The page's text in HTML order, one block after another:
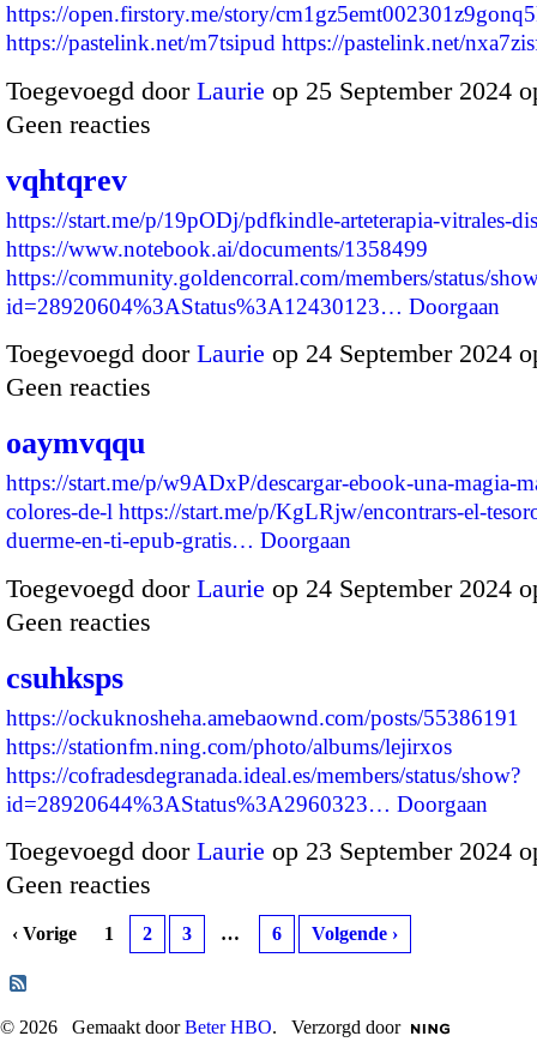
https://open.firstory.me/story/
https://pastelink.net/m7tsipud https://pastelink.net/
Toegevoegd door Laurie op 25 September 2024
Geen reacties
vqhtqrev
https://start.me/p/19pODj/pdfkindle-arteterapia-vitrales-
https://www.notebook.ai/documents/1358499
https://community.goldencorral.com/members/status/
id=28920604%3AStatus%3A12430123… Doorgaan
Toegevoegd door Laurie op 24 September 2024
Geen reacties
oaymvqqu
https://start.me/p/w9ADxP/descargar-ebook-una-magia-
colores-de-l https://start.me/p/KgLRjw/encontrars-el-
duerme-en-ti-epub-gratis… Doorgaan
Toegevoegd door Laurie op 24 September 2024
Geen reacties
csuhksps
https://ockuknosheha.amebaownd.com/posts/55386191
https://stationfm.ning.com/photo/albums/lejirxos
https://cofradesdegranada.ideal.es/members/status/show?
id=28920644%3AStatus%3A2960323… Doorgaan
Toegevoegd door Laurie op 23 September 2024
Geen reacties
‹ Vorige 1 2 3 … 6 Volgende ›
© 2026 Gemaakt doorBeter HBO. Verzorgd door